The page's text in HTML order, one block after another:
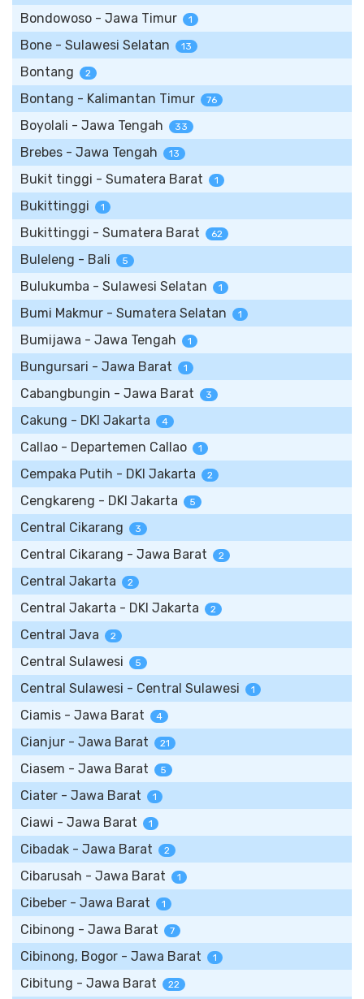
Bondowoso - Jawa Timur 1
Bone - Sulawesi Selatan 13
Bontang 2
Bontang - Kalimantan Timur 76
Boyolali - Jawa Tengah 33
Brebes - Jawa Tengah 13
Bukit tinggi - Sumatera Barat 1
Bukittinggi 1
Bukittinggi - Sumatera Barat 62
Buleleng - Bali 5
Bulukumba - Sulawesi Selatan 1
Bumi Makmur - Sumatera Selatan 1
Bumijawa - Jawa Tengah 1
Bungursari - Jawa Barat 1
Cabangbungin - Jawa Barat 3
Cakung - DKI Jakarta 4
Callao - Departemen Callao 1
Cempaka Putih - DKI Jakarta 2
Cengkareng - DKI Jakarta 5
Central Cikarang 3
Central Cikarang - Jawa Barat 2
Central Jakarta 2
Central Jakarta - DKI Jakarta 2
Central Java 2
Central Sulawesi 5
Central Sulawesi - Central Sulawesi 1
Ciamis - Jawa Barat 4
Cianjur - Jawa Barat 21
Ciasem - Jawa Barat 5
Ciater - Jawa Barat 1
Ciawi - Jawa Barat 1
Cibadak - Jawa Barat 2
Cibarusah - Jawa Barat 1
Cibeber - Jawa Barat 1
Cibinong - Jawa Barat 7
Cibinong, Bogor - Jawa Barat 1
Cibitung - Jawa Barat 22